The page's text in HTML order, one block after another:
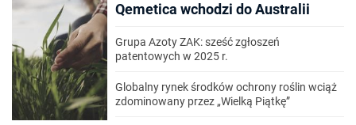
Qemetica wchodzi do Australii
Grupa Azoty ZAK: sześć zgłoszeń
patentowych w 2025 r.
Globalny rynek środków ochrony roślin wciąż
zdominowany przez „Wielką Piątkę”